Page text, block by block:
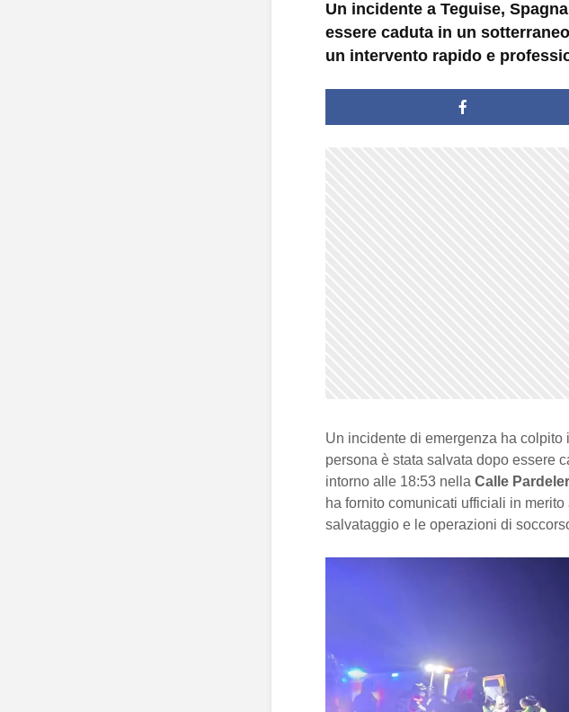
Un incidente a Teguise,
essere caduta in un
un intervento rapido e
Un incidente di emergenza ha colpito
persona è stata salvata dopo essere
intorno alle 18:53 nella Calle
ha fornito comunicati ufficiali in
salvataggio e le operazioni di